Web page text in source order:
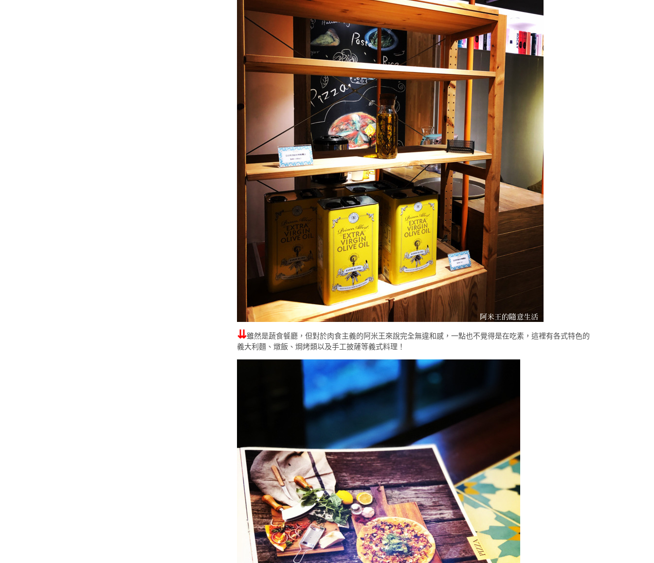
⇊雖然是蔬食餐廳，但對於肉食主義的阿米王來說完全無違和感，一點也不覺得是在吃素，這裡有各式特色的
義大利麵、燉飯、焗烤類以及手工披薩等義式料理！